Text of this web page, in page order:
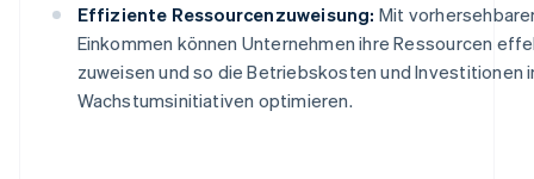
Effiziente Ressourcenzuweisung: Mit
Einkommen können Unternehmen ihre Ressourcen
zuweisen und so die Betriebskosten und Investitionen
Wachstumsinitiativen optimieren.